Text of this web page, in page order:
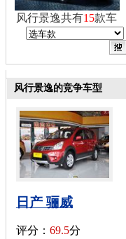
风行景逸共有15款车
风行景逸的竞争车型
日产 骊威
评分： 69.5分